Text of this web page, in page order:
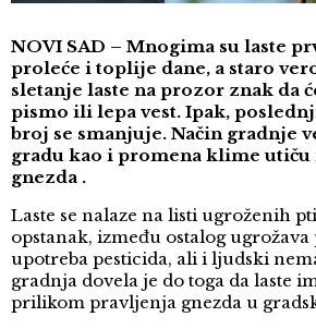
NOVI SAD – Mnogima su laste
proleće i toplije dane, a staro
sletanje laste na prozor znak da
pismo ili lepa vest. Ipak,
broj se smanjuje. Način gradnje
gradu kao i promena klime utiču
gnezda .
Laste se nalaze na listi ugroženih
opstanak, između ostalog
upotreba pesticida, ali i ljudski
gradnja dovela je do toga da laste
prilikom pravljenja gnezda u